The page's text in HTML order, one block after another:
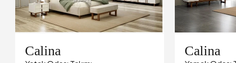
Calina Calina